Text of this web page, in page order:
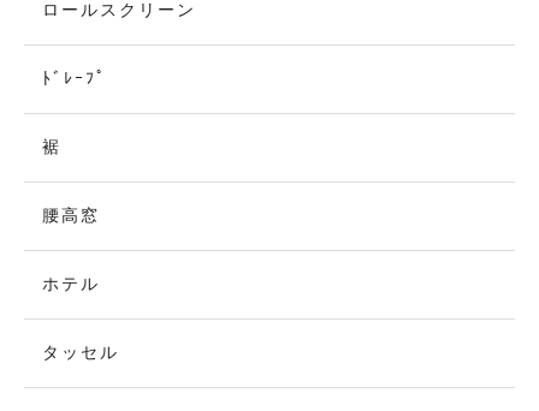
ロールスクリーン
ﾄﾞﾚｰﾌﾟ
裾
腰高窓
ホテル
タッセル